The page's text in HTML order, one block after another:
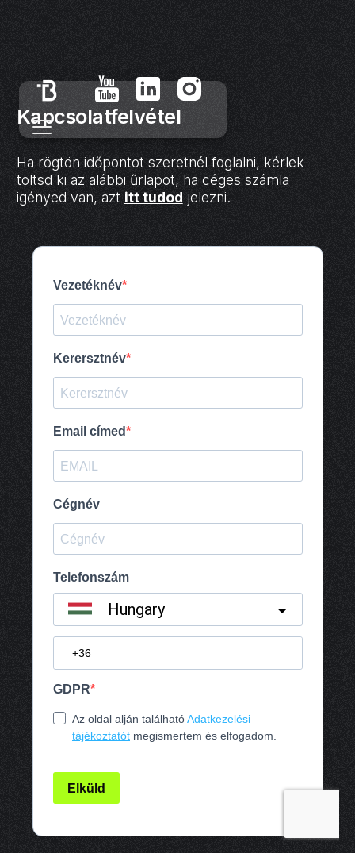
Kapcsolatfelvétel
Ha rögtön időpontot szeretnél foglalni, kérlek
töltsd ki az alábbi űrlapot, ha céges számla
igényed van, azt itt tudod jelezni.